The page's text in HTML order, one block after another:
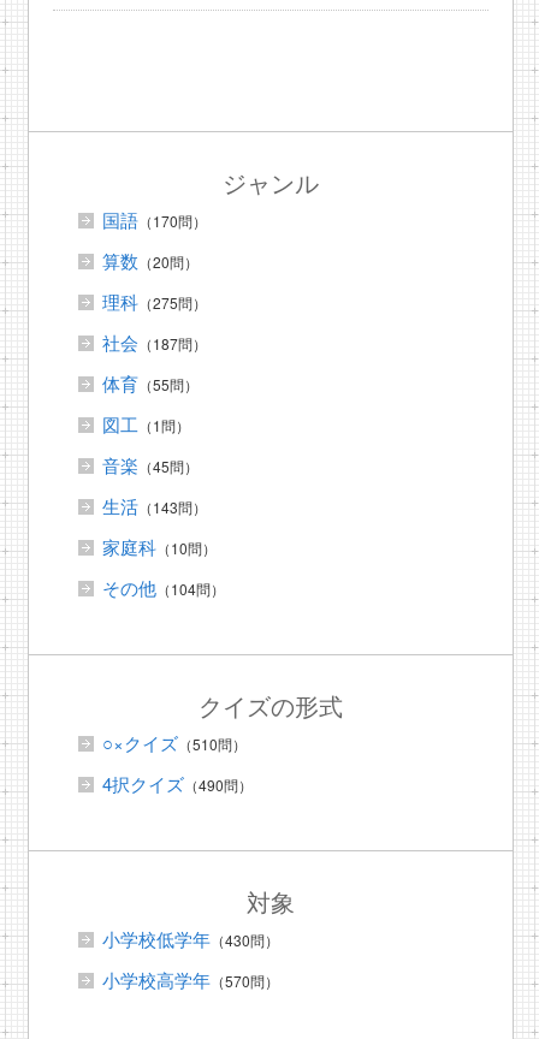
ジャンル
国語（170問）
算数 （20問）
理科（275問）
社会 （187問）
体育（55問）
図工 （1問）
音楽 （45問）
生活（143問）
家庭科（10問）
その他（104問）
クイズの形式
○×クイズ（510問）
4択クイズ（490問）
対象
小学校低学年（430問）
小学校高学年（570問）